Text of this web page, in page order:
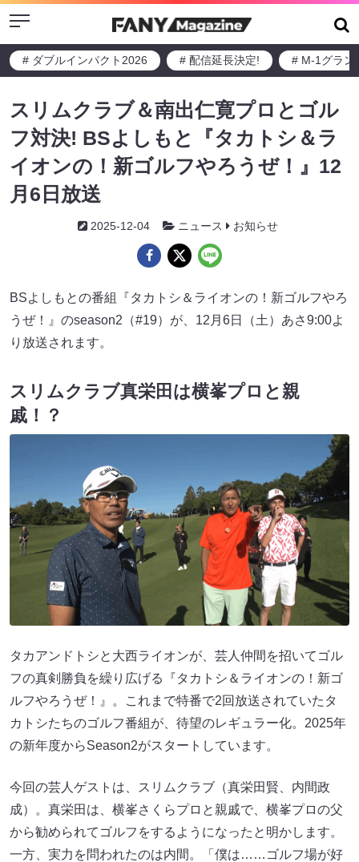
Menu
# ダブルインパクト2026 # 配信延長決定! # M-1グラン
スリムクラブ＆南出仁寛プロとゴル
フ対決! BSよしもと『タカトシ＆ラ
イオンの！新ゴルフやろうぜ！』12
月6日放送
2025-12-04 ニュース お知らせ
BSよしもとの番組『タカトシ＆ライオンの！新ゴルフやろ
うぜ！』のseason2（#19）が、12月6日（土）あさ9:00よ
り放送されます。
スリムクラブ真栄田は横峯プロと親
戚！？
タカアンドトシと大西ライオンが、芸人仲間を招いてゴル
フの真剣勝負を繰り広げる『タカトシ＆ライオンの！新ゴ
ルフやろうぜ！』。これまで特番で2回放送されていたタ
カトシたちのゴルフ番組が、待望のレギュラー化。2025年
の新年度からSeason2がスタートしています。
今回の芸人ゲストは、スリムクラブ（真栄田賢、内間政
成）。真栄田は、横峯さくらプロと親戚で、横峯プロの父
から勧められてゴルフをするようになったと明かします。
一方、実力を問われたのは内間。「僕は……ゴルフ場が好